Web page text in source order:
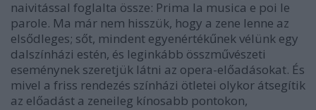
naivitással foglalta össze: Prima la musica e poi le
parole. Ma már nem hisszük, hogy a zene lenne az
elsődleges; sőt, mindent egyenértékűnek vélünk egy
dalszínházi estén, és leginkább összművészeti
eseménynek szeretjük látni az opera-előadásokat. És
mivel a friss rendezés színházi ötletei olykor átsegítik
az előadást a zeneileg kínosabb pontokon,